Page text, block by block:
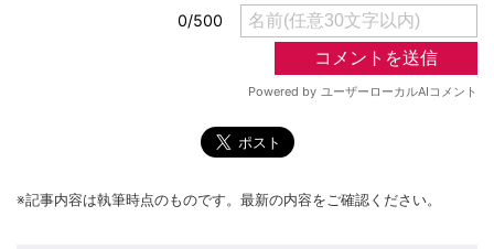
※記事内容は執筆時点のものです。最新の内容をご確認ください。